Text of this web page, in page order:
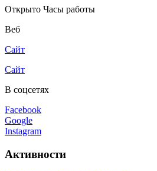
Открыто Часы работы
Веб
Сайт
Сайт
В соцсетях
Facebook
Google
Instagram
Активности